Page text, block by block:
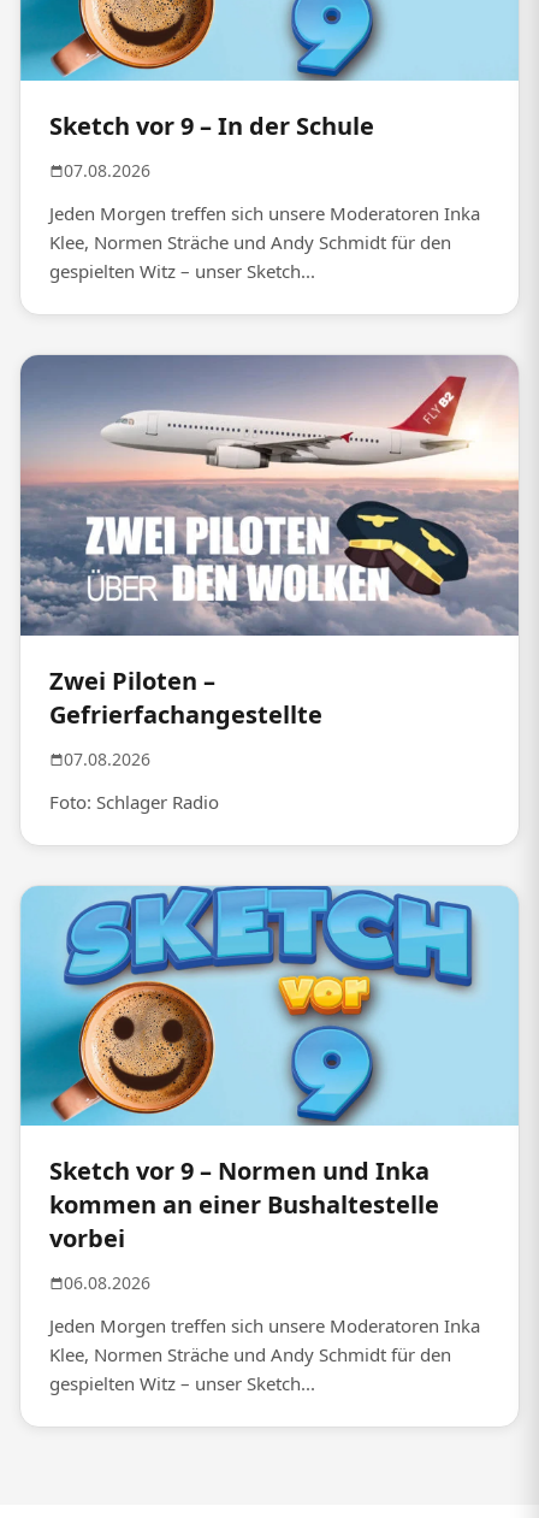
Sketch vor 9 – In der Schule
07.08.2026
Jeden Morgen treffen sich unsere Moderatoren Inka
Klee, Normen Sträche und Andy Schmidt für den
gespielten Witz – unser Sketch...
Zwei Piloten –
Gefrierfachangestellte
07.08.2026
Foto: Schlager Radio
Sketch vor 9 – Normen und Inka
kommen an einer Bushaltestelle
vorbei
06.08.2026
Jeden Morgen treffen sich unsere Moderatoren Inka
Klee, Normen Sträche und Andy Schmidt für den
gespielten Witz – unser Sketch...